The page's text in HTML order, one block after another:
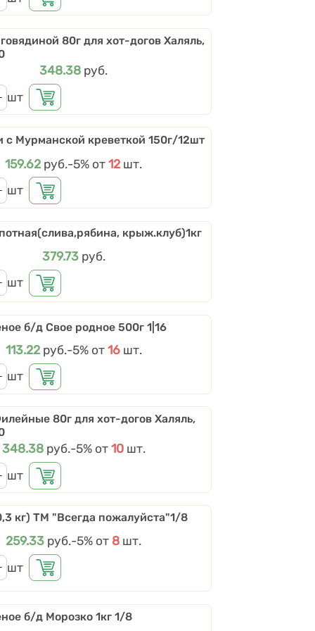
80г для хот-догов Халяль,
Цена
348.38 руб.
шт
с Мурманской креветкой 150г/12шт
Цена
159.62 руб.Скидки от количества
-5% от12 шт.
шт
крыж.клуб)1кг
Цена
379.73 руб.
шт
б/д Свое родное 500г 1|16
Цена
113.22 руб.Скидки от количества
-5%от 16 шт.
шт
80г для хот-догов Халяль,
Цена
348.38 руб.Скидки от количества
-5%от 10 шт.
шт
кг) ТМ "Всегда пожалуйста"1/8
Цена
259.33 руб.Скидки от количества
-5% от 8 шт.
шт
б/д Морозко 1кг 1/8